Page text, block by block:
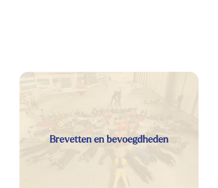
Brevetten en bevoegdheden